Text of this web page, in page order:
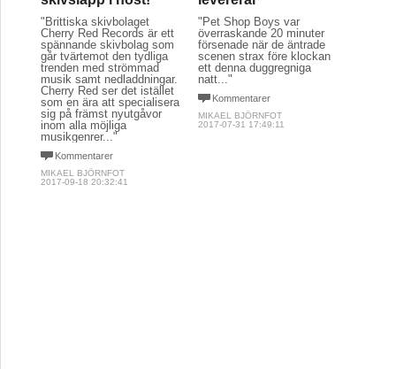
"Brittiska skivbolaget
Cherry Red Records är ett
spännande skivbolag som
går tvärtemot den tydliga
trenden med strömmad
musik samt nedladdningar.
Cherry Red ser det istället
som en ära att specialisera
sig på främst nyutgåvor
inom alla möjliga
musikgenrer..."
Kommentarer
MIKAEL BJÖRNFOT
2017-09-18 20:32:41
"Pet Shop Boys var
överraskande 20 minuter
försenade när de äntrade
scenen strax före klockan
ett denna duggregniga
natt..."
Kommentarer
MIKAEL BJÖRNFOT
2017-07-31 17:49:11